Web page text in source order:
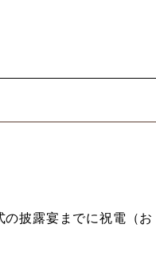
披露宴までに祝電（お